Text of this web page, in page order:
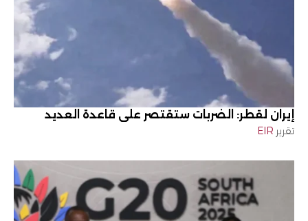
إيران لقطر: الضربات ستقتصر على قاعدة العديد
تقرير EIR